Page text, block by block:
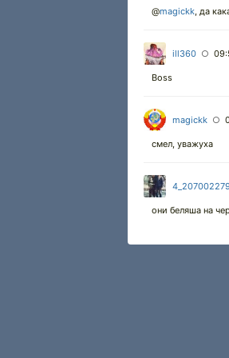
@magickk, да
ill360 ○
Boss
magickk ○
смел, уважуха
они беляша на